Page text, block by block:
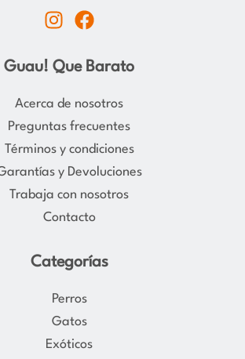
I
s
t
a
r
a
m
F
c
e
b
o
k
Guau! Que Barato
Acerca de nosotros
Preguntas frecuentes
Términos y condiciones
y Devoluciones
Trabaja con nosotros
Contacto
Categorías
Perros
Gatos
Exóticos